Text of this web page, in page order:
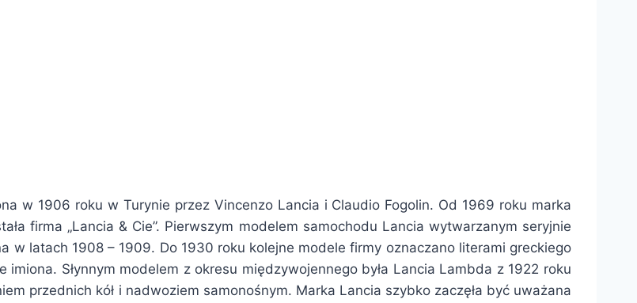
w 1906 roku w Turynie przez Vincenzo Lancia i Claudio Fogolin. Od 1969 roku marka
firma „Lancia & Cie”. Pierwszym modelem samochodu Lancia wytwarzanym seryjnie
w latach 1908 – 1909. Do 1930 roku kolejne modele firmy oznaczano literami greckiego
Słynnym modelem z okresu międzywojennego była Lancia Lambda z 1922 roku
przednich kół i nadwoziem samonośnym. Marka Lancia szybko zaczęła być uważana